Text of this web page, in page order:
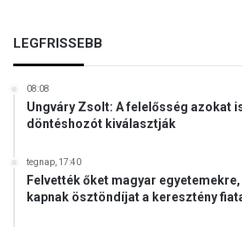
LEGFRISSEBB
08:08
Ungváry Zsolt: A felelősség azokat
döntéshozót kiválasztják
tegnap, 17:40
Felvették őket magyar
kapnak ösztöndíjat a keresztény